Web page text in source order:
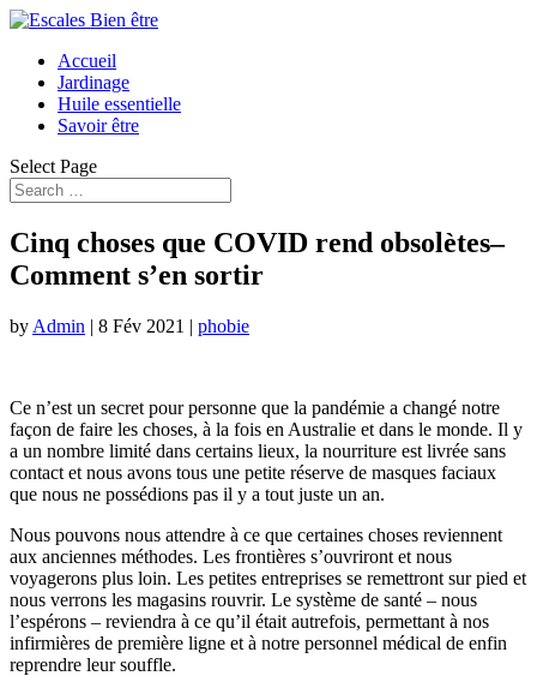
Accueil
Jardinage
Huile essentielle
Savoir être
Select Page
Cinq choses que COVID rend obsolètes–
Comment s’en sortir
by Admin | 8 Fév 2021 | phobie
Ce n’est un secret pour personne que la pandémie a changé notre
façon de faire les choses, à la fois en Australie et dans le monde. Il y
a un nombre limité dans certains lieux, la nourriture est livrée sans
contact et nous avons tous une petite réserve de masques faciaux
que nous ne possédions pas il y a tout juste un an.
Nous pouvons nous attendre à ce que certaines choses reviennent
aux anciennes méthodes. Les frontières s’ouvriront et nous
voyagerons plus loin. Les petites entreprises se remettront sur pied et
nous verrons les magasins rouvrir. Le système de santé – nous
l’espérons – reviendra à ce qu’il était autrefois, permettant à nos
infirmières de première ligne et à notre personnel médical de enfin
reprendre leur souffle.